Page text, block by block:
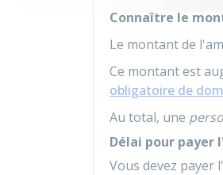
Connaître le
Le montant de
Ce montant est
obligatoire de
Au total, une
Délai pour payer
Vous devez payer